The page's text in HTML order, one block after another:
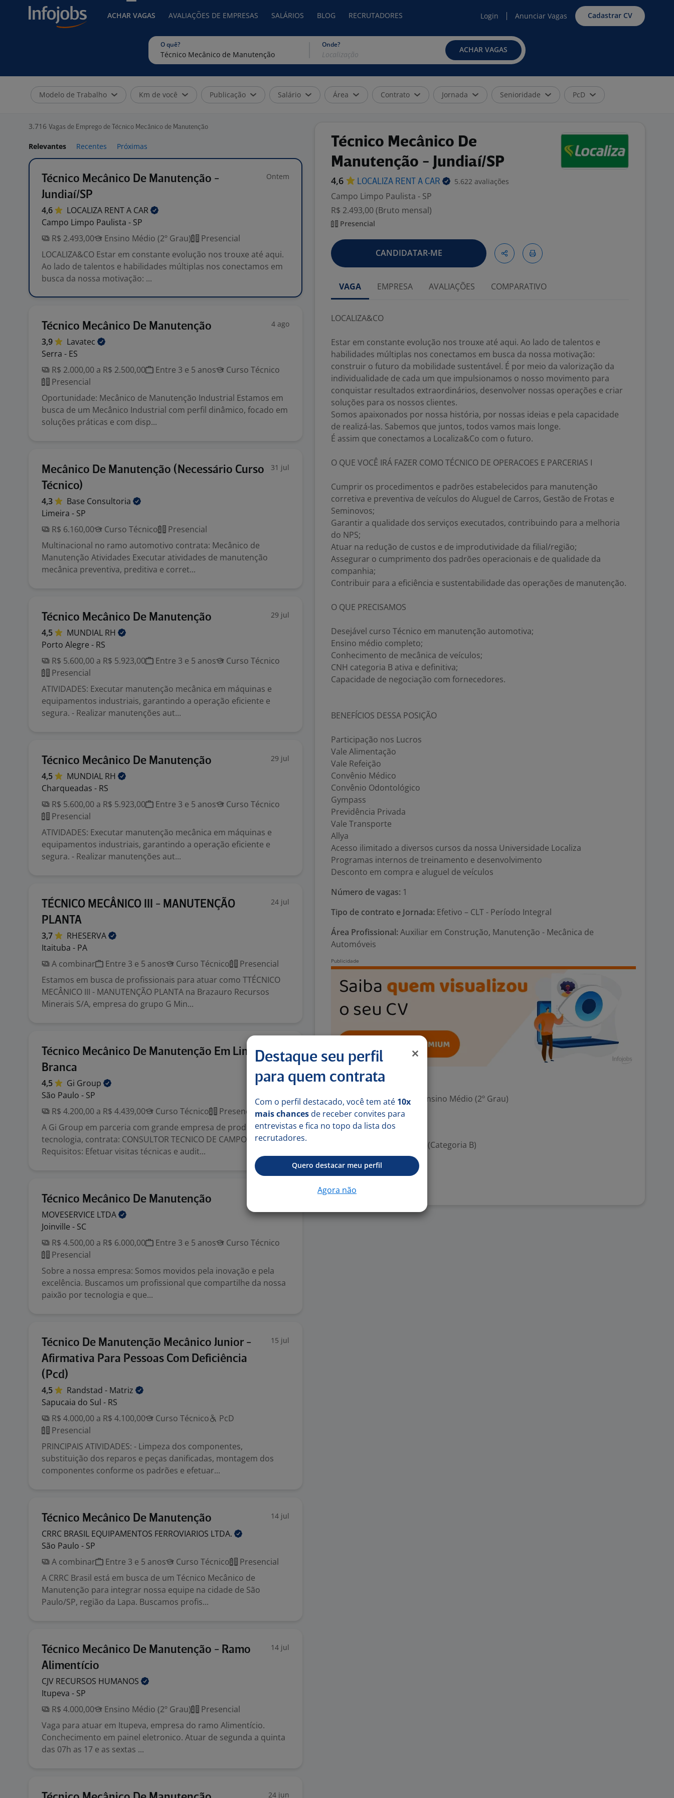
ACHAR VAGAS AVALIAÇÕES DE EMPRESAS SALÁRIOS BLOG RECRUTADORES Login Anunciar Vagas Cadastrar CV
O quê? Onde?
ACHAR VAGAS
Modelo de Trabalho Km de você Publicação Salário Área Contrato Jornada Senioridade PcD
3.716 Vagas de Emprego de Técnico Mecânico de Manutenção
Relevantes Recentes Próximas
Técnico Mecânico De Manutenção -
Jundiaí/SP
Ontem
4,6 LOCALIZA RENT A CAR
Campo Limpo Paulista - SP
R$ 2.493,00
Ensino Médio (2º Grau)
Presencial
LOCALIZA&CO Estar em constante evolução nos trouxe até aqui.
Ao lado de talentos e habilidades múltiplas nos conectamos em
busca da nossa motivação: ...
Técnico Mecânico De Manutenção 4 ago
3,9
Lavatec
Serra - ES
R$ 2.000,00 a R$ 2.500,00
Entre 3 e 5 anos
Curso Técnico
Presencial
Oportunidade: Mecânico de Manutenção Industrial Estamos em
busca de um Mecânico Industrial com perfil dinâmico, focado em
soluções práticas e com disp...
Mecânico De Manutenção (Necessário Curso
Técnico)
31 jul
4,3 Base Consultoria
Limeira - SP
R$ 6.160,00
Curso Técnico
Presencial
Multinacional no ramo automotivo contrata: Mecânico de
Manutenção Atividades Executar atividades de manutenção
mecânica preventiva, preditiva e corret...
Técnico Mecânico De Manutenção 29 jul
4,5 MUNDIAL RH
Porto Alegre - RS
R$ 5.600,00 a R$ 5.923,00
Entre 3 e 5 anos
Curso Técnico
Presencial
ATIVIDADES: Executar manutenção mecânica em máquinas e
equipamentos industriais, garantindo a operação eficiente e
segura. - Realizar manutenções aut...
Técnico Mecânico De Manutenção 29 jul
4,5 MUNDIAL RH
Charqueadas - RS
R$ 5.600,00 a R$ 5.923,00
Entre 3 e 5 anos
Curso Técnico
Presencial
ATIVIDADES: Executar manutenção mecânica em máquinas e
equipamentos industriais, garantindo a operação eficiente e
segura. - Realizar manutenções aut...
TÉCNICO MECÂNICO III - MANUTENÇÃO
PLANTA
24 jul
3,7
RHESERVA
Itaituba - PA
A combinar
Entre 3 e 5 anos Curso Técnico
Presencial
Estamos em busca de profissionais para atuar como TTÉCNICO
MECÂNICO III - MANUTENÇÃO PLANTA na Brazauro Recursos
Minerais S/A, empresa do grupo G Min...
Técnico Mecânico De Manutenção Em Linha
Branca
20 jul
4,5 Gi Group
São Paulo - SP
R$ 4.200,00 a R$ 4.439,00
Curso Técnico
Presencial
A Gi Group em parceria com grande empresa de produtos de
tecnologia, contrata: CONSULTOR TECNICO DE CAMPO
Requisitos: Efetuar visitas técnicas e audit...
Técnico Mecânico De Manutenção
MOVESERVICE LTDA
Joinville - SC
R$ 4.500,00 a R$ 6.000,00
Entre 3 e 5 anos
Curso Técnico
Presencial
Sobre a nossa empresa: Somos movidos pela inovação e pela
excelência. Buscamos um profissional que compartilhe da nossa
paixão por tecnologia e que...
Técnico De Manutenção Mecânico Junior -
Afirmativa Para Pessoas Com Deficiência
(Pcd)
15 jul
4,5 Randstad - Matriz
Sapucaia do Sul - RS
R$ 4.000,00 a R$ 4.100,00
Curso Técnico
PcD
Presencial
PRINCIPAIS ATIVIDADES: - Limpeza dos componentes,
substituição dos reparos e peças danificadas, montagem dos
componentes conforme os padrões e efetuar...
Técnico Mecânico De Manutenção 14 jul
CRRC BRASIL EQUIPAMENTOS FERROVIARIOS LTDA.
São Paulo - SP
A combinar
Entre 3 e 5 anos Curso Técnico
Presencial
A CRRC Brasil está em busca de um Técnico Mecânico de
Manutenção para integrar nossa equipe na cidade de São
Paulo/SP, região da Lapa. Buscamos profis...
Técnico Mecânico De Manutenção - Ramo
Alimentício
14 jul
CJV RECURSOS HUMANOS
Itupeva - SP
R$ 4.000,00
Ensino Médio (2º Grau)
Presencial
Vaga para atuar em Itupeva, empresa do ramo Alimentício.
Conchecimento em painel eletronico. Atuar de segunda a quinta
das 07h as 17 e as sextas ...
24 jun
Técnico Mecânico De
Manutenção - Jundiaí/SP
4,6 LOCALIZA RENT A CAR 5.622 avaliações
Campo Limpo Paulista - SP
R$ 2.493,00 (Bruto mensal)
Presencial
CANDIDATAR-ME
VAGA EMPRESA AVALIAÇÕES COMPARATIVO
LOCALIZA&CO
Estar em constante evolução nos trouxe até aqui. Ao lado de talentos e
habilidades múltiplas nos conectamos em busca da nossa motivação:
construir o futuro da mobilidade sustentável. É por meio da valorização da
individualidade de cada um que impulsionamos o nosso movimento para
conquistar resultados extraordinários, desenvolver nossas operações e criar
soluções para os nossos clientes.
Somos apaixonados por nossa história, por nossas ideias e pela capacidade
de realizá-las. Sabemos que juntos, todos vamos mais longe.
É assim que conectamos a Localiza&Co com o futuro.
O QUE VOCÊ IRÁ FAZER COMO TÉCNICO DE OPERACOES E PARCERIAS I
Cumprir os procedimentos e padrões estabelecidos para manutenção
corretiva e preventiva de veículos do Aluguel de Carros, Gestão de Frotas e
Seminovos;
Garantir a qualidade dos serviços executados, contribuindo para a melhoria
do NPS;
Atuar na redução de custos e de improdutividade da filial/região;
Assegurar o cumprimento dos padrões operacionais e de qualidade da
companhia;
Contribuir para a eficiência e sustentabilidade das operações de manutenção.
O QUE PRECISAMOS
Desejável curso Técnico em manutenção automotiva;
Ensino médio completo;
Conhecimento de mecânica de veículos;
CNH categoria B ativa e definitiva;
Capacidade de negociação com fornecedores.
BENEFÍCIOS DESSA POSIÇÃO
Participação nos Lucros
Vale Alimentação
Vale Refeição
Convênio Médico
Convênio Odontológico
Gympass
Previdência Privada
Vale Transporte
Allya
Acesso ilimitado a diversos cursos da nossa Universidade Localiza
Programas internos de treinamento e desenvolvimento
Desconto em compra e aluguel de veículos
Número de vagas: 1
Tipo de contrato e Jornada: Efetivo – CLT - Período Integral
Área Profissional: Auxiliar em Construção, Manutenção - Mecânica de
Automóveis
Exigências
Escolaridade Mínima: Ensino Médio (2º Grau)
Valorizado
Habilitação para dirigir (Categoria B)
Denunciar vaga
Destaque seu perfil
para quem contrata
Com o perfil destacado, você tem até 10x
mais chances de receber convites para
entrevistas e fica no topo da lista dos
recrutadores.
Quero destacar meu perfil
Agora não